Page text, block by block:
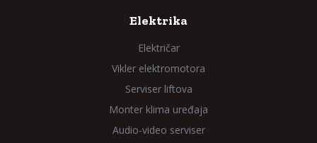
Elektrika
Električar
Vikler elektromotora
Serviser liftova
Monter klima uređaja
Audio-video serviser